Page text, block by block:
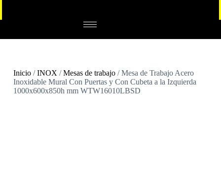
Inicio/INOX /Mesas de trabajo/ Mesa de Trabajo Acero
Inoxidable Mural Con Puertas y Con Cubeta a la Izquierda
1000x600x850h mm WTW16010LBSD